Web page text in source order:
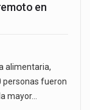
en
alimentaria,
personas fueron
mayor…